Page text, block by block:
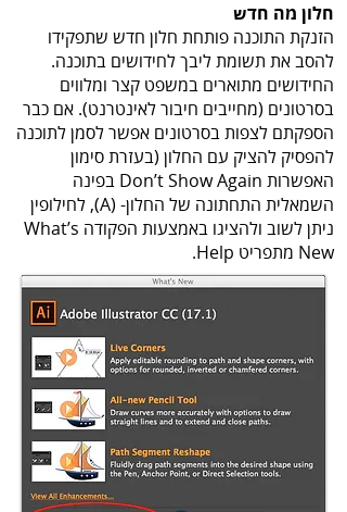
חלון מה חדש
הזנקת התוכנה פותחת חלון חדש שתפקידו
להסב את תשומת ליבך לחידושים בתוכנה.
החידושים מתוארים במשפט קצר ומלווים
בסרטונים (מחייבים חיבור לאינטרנט). אם כבר
הספקתם לצפות בסרטונים אפשר לסמן לתוכנה
להפסיק להציק עם החלון (בעזרת סימון
האפשרות Don’t Show Again בפינה
השמאלית התחתונה של החלון- (A), לחילופין
ניתן לשוב ולהציגו באמצעות הפקודה What’s
New מתפריט Help.